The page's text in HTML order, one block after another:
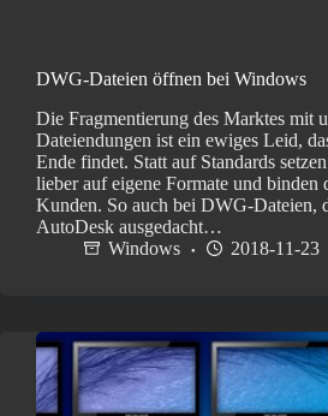
DWG-Dateien öffnen bei Windows
Die Fragmentierung des Marktes mit
Dateiendungen ist ein ewiges Leid,
Ende findet. Statt auf Standards
lieber auf eigene Formate und binden
Kunden. So auch bei DWG-Dateien,
AutoDesk ausgedacht…
Windows
2018-11-23